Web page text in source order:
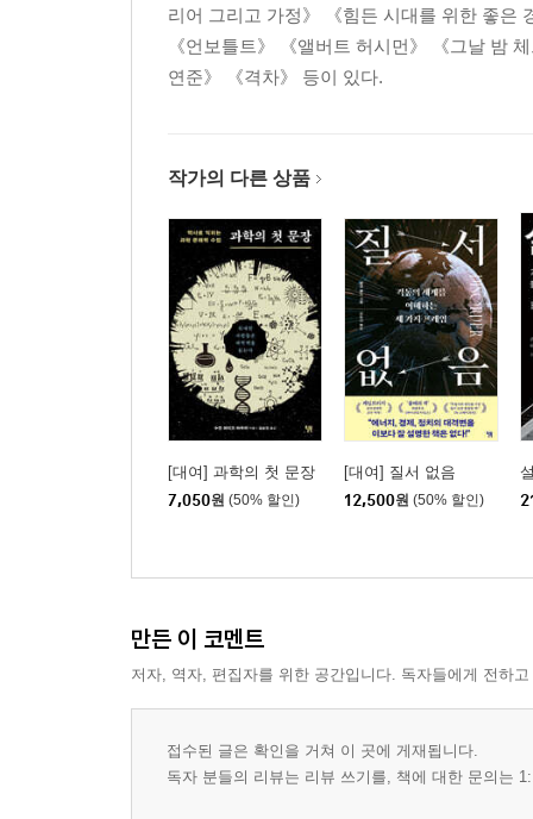
리어 그리고 가정》 《힘든 시대를 위한 좋은
《언보틀트》 《앨버트 허시먼》 《그날 밤
연준》 《격차》 등이 있다.
작가의 다른 상품
[대여] 과학의 첫 문장
7,050원 (50% 할인)
[대여] 질서 없음
12,500원 (50% 할인)
만든 이 코멘트
저자, 역자, 편집자를 위한 공간입니다. 독자들에게 전하
접수된 글은 확인을 거쳐 이 곳에 게재됩니다.
독자 분들의 리뷰는 리뷰 쓰기를, 책에 대한 문의는